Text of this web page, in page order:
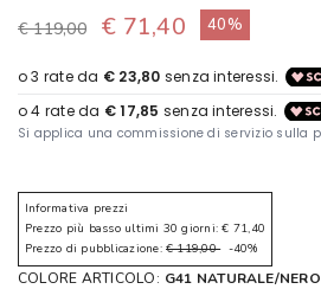
€ 119,00 € 71,40 40%
Informativa prezzi
Prezzo più basso ultimi 30 giorni: € 71,40
Prezzo di pubblicazione: € 119,00-40%
COLORE ARTICOLO: G41 NATURALE/NERO